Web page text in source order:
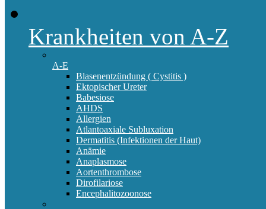
Krankheiten von A-Z
A-E
Blasenentzündung ( Cystitis )
Ektopischer Ureter
Babesiose
AHDS
Allergien
Atlantoaxiale Subluxation
Dermatitis (Infektionen der Haut)
Anämie
Anaplasmose
Aortenthrombose
Dirofilariose
Encephalitozoonose